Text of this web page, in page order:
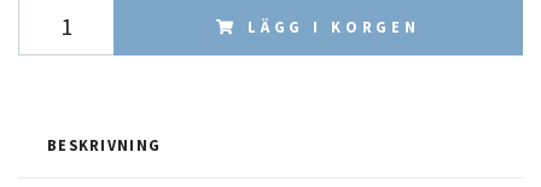
LÄGG I KORGEN
BESKRIVNING